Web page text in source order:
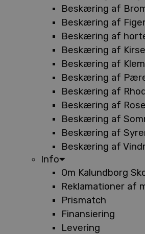
Beskæring af
Beskæring af
Beskæring af
Beskæring af
Beskæring af
Beskæring af
Beskæring af
Beskæring af
Beskæring af
Beskæring af
Beskæring af
Info
Om Kalundborg
Reklamationer af
Prismatch
Finansiering
Levering